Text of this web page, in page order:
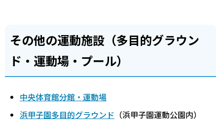
その他の運動施設（多目的グラウン
ド・運動場・プール）
中央体育館分館・運動場
浜甲子園多目的グラウンド （浜甲子園運動公園内）